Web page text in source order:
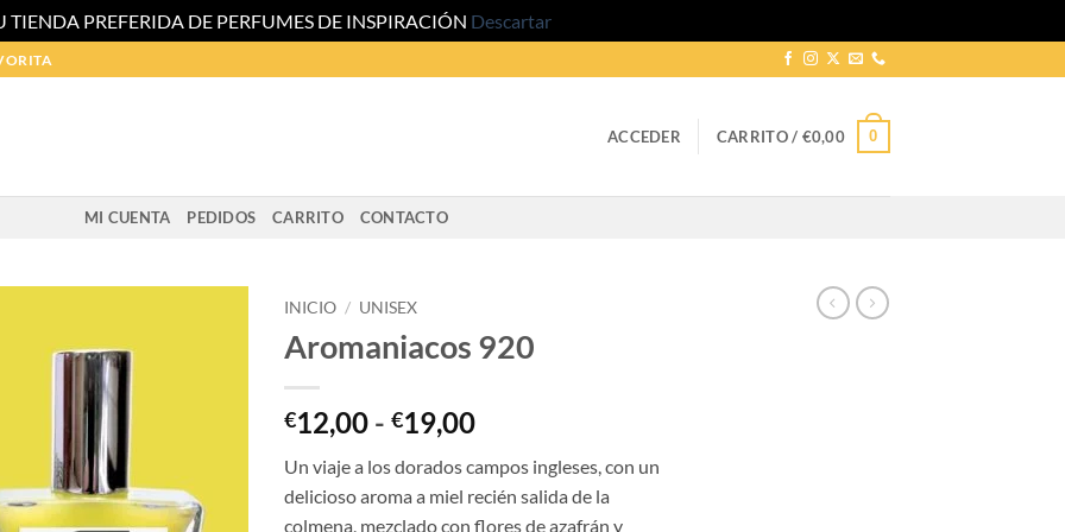
TIENDA PREFERIDA DE PERFUMES DE INSPIRACIÓN Descartar
ACCEDER CARRITO / €0,00 0
MI CUENTA PEDIDOS CARRITO CONTACTO
INICIO / UNISEX
Aromaniacos 920
€12,00 - €19,00Rango
precios:
desde
Un viaje a los dorados campos ingleses, con un
delicioso aroma a miel recién salida de la
colmena, mezclado con flores de azafrán y